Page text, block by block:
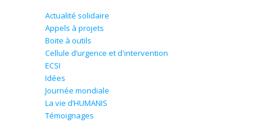
Actualité solidaire
Appels à projets
Boite à outils
Cellule d’urgence et d'intervention
ECSI
Idées
Journée mondiale
La vie d’HUMANIS
Témoignages